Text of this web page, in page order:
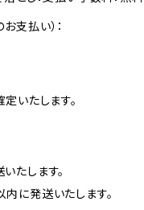
支払い）：
いたします。
たします。
に発送いたします。